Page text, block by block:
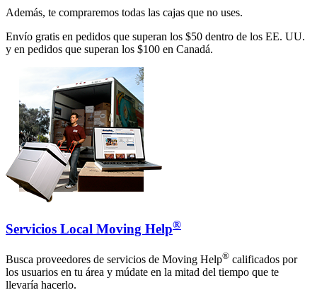
Además, te compraremos todas las cajas que no uses.
Envío gratis en pedidos que superan los $50 dentro de los EE. UU.
y en pedidos que superan los $100 en Canadá.
Servicios Local Moving Help®
Busca proveedores de servicios de Moving Help® calificados por
los usuarios en tu área y múdate en la mitad del tiempo que te
llevaría hacerlo.